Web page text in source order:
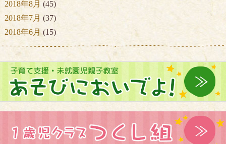
2018年8月 (45)
2018年7月 (37)
2018年6月 (15)